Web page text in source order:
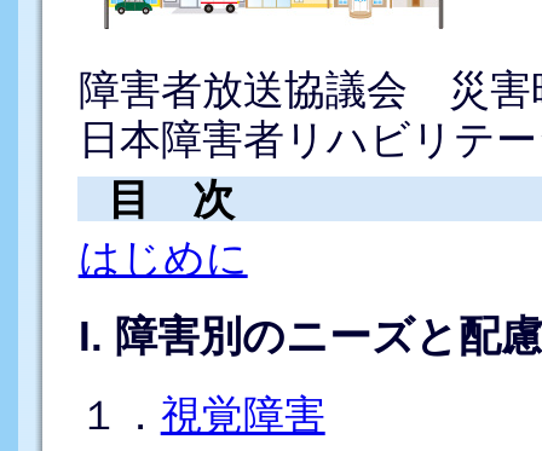
障害者放送協議会 災害
日本障害者リハビリテ
目 次
はじめに
I. 障害別のニーズと配
１． 視覚障害